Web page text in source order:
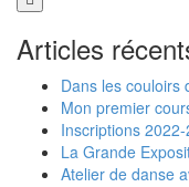
Articles
Dans les couloirs
Mon premier
Inscriptions
La Grande
Atelier de danse